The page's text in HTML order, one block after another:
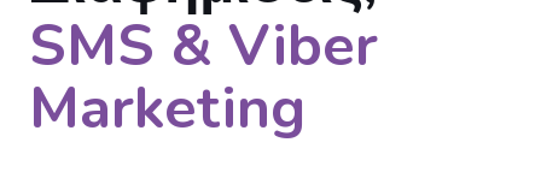
SMS & Viber
Marketing